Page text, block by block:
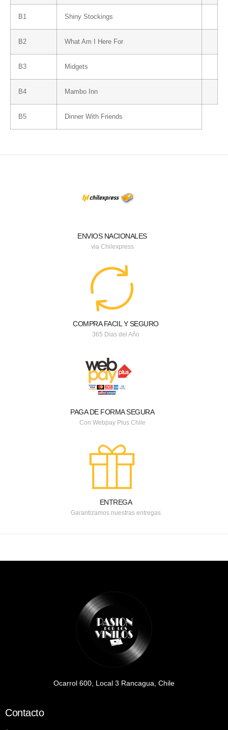
B1 Shiny Stockings
B2 What Am I Here For
B3 Midgets
B4 Mambo Inn
B5 Dinner With Friends
ENVIOS NACIONALES
via Chilexpress
COMPRA FACIL Y SEGURO
365 Dias del Año
PAGA DE FORMA SEGURA
Con Webpay Plus Chile
ENTREGA
Garantizamos nuestras entregas
Ocarrol 600, Local 3 Rancagua, Chile
Contacto